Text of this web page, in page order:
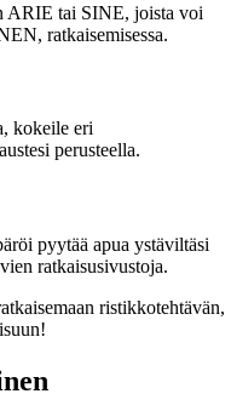
ARIE tai SINE, joista voi
ratkaisemisessa.
kokeile eri
perusteella.
pyytää apua ystäviltäsi
ratkaisusivustoja.
ristikkotehtävän,